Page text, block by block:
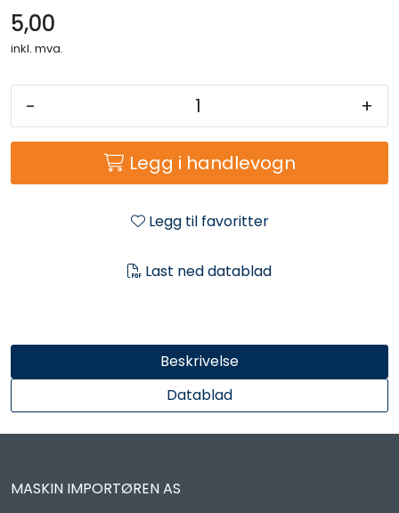
5,00
inkl. mva.
- +
Legg i handlevogn
Legg til favoritter
Last ned datablad
Beskrivelse
Datablad
MASKIN IMPORTØREN AS
ATV & Plentraktorutstyr
Reservedeler
Ryggsprøyte
Kataloger